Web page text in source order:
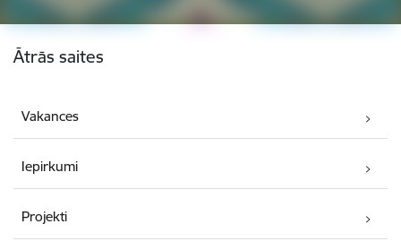
Kājene
Ātrās saites
Vakances
Iepirkumi
Projekti